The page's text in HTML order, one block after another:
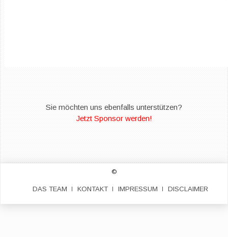
Sie möchten uns ebenfalls unterstützen?
Jetzt Sponsor werden!
©
DAS TEAM KONTAKT IMPRESSUM DISCLAIMER